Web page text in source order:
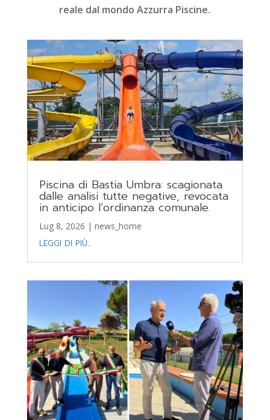
reale dal mondo Azzurra Piscine.
Piscina di Bastia Umbra: scagionata
dalle analisi tutte negative, revocata
in anticipo l’ordinanza comunale.
Lug 8, 2026 | news_home
LEGGI DI PIÙ...